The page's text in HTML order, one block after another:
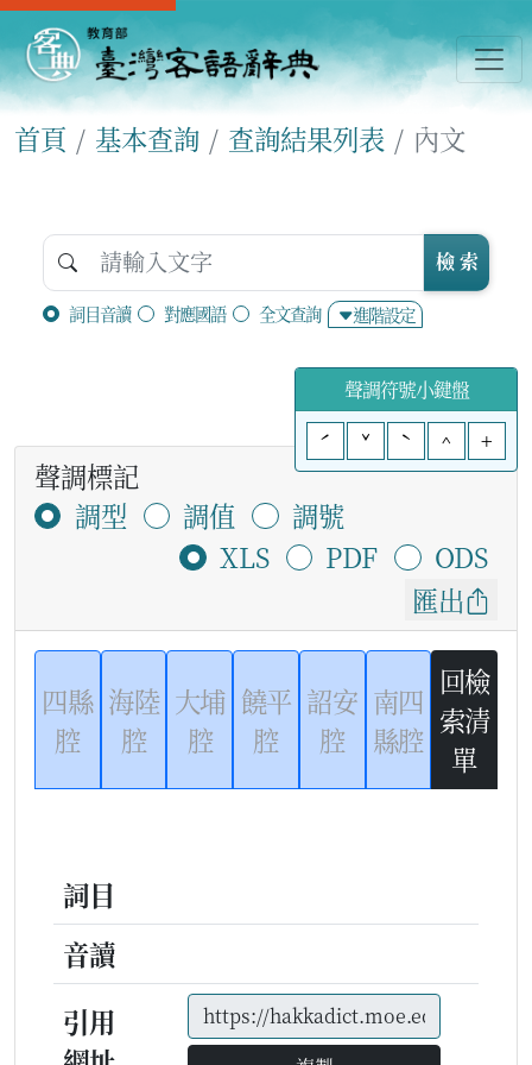
首頁 基本查詢 查詢結果列表 內文
詞目音讀 對應國語 全文查詢 進階設定
檢 索
聲調符號小鍵盤
ˊ
ˇ ˋ ^ +
聲調標記
調型
調值
調號
XLS
PDF
ODS
匯出
四縣
腔
海陸
腔
大埔
腔
饒平
腔
詔安
腔
南四
縣腔
回檢
索清
單
詞目
音讀
引用